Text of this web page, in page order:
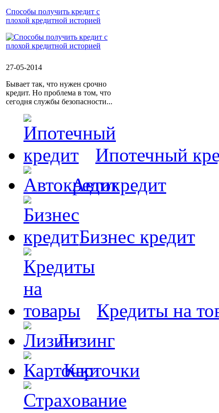
Способы получить кредит с
плохой кредитной историей
27-05-2014
Бывает так, что нужен срочно
кредит. Но проблема в том, что
сегодня службы безопасности...
Ипотечный
Автокредит
Бизнес кредит
Кредиты на
Лизинг
Карточки